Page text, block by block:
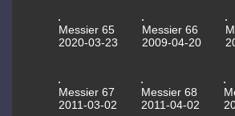
Messier 65
2020-03-23
Messier 66
2009-04-20
Messier 67
2011-03-02
Messier 68
2011-04-02